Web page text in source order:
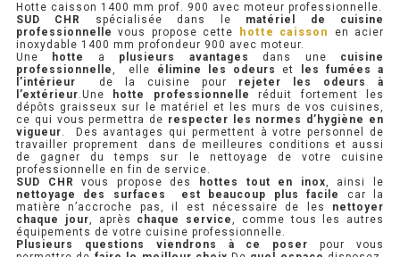
MEUBLE À PIZZA COMPACT
MEUBLE À PIZZA
PRÉSENTOIR À INGRÉDIENTS
PROFONDEUR 300 VITRÉE
PROFONDEUR 400 VITRÉE
PROFONDEUR 300 INOX
Hotte caisson 1400 mm prof. 900 avec moteur professionnelle.
SUD CHR
spécialisée dans le matériel de cuisine
professionnelle vous propose cette hotte caisson
en acier
inoxydable 1400 mm profondeur 900 avec moteur.
Une
hotte a plusieurs avantages dans une cuisine
professionnelle, elle élimine les odeurs et
les fumées a
l’intérieur de la cuisine pour rejeter les odeurs à
l’extérieur.Une hotte professionnelleréduit fortement les
dépôts graisseux sur le matériel et les murs de vos cuisines,
ce qui vous permettra de respecter les normes d’hygiène en
vigueur. Des avantages qui permettent à votre personnel de
travailler proprement dans de meilleures conditions et aussi
de gagner du temps sur le nettoyage de votre cuisine
professionnelle en fin de service.
SUD CHR
vous propose des hottes tout en inox, ainsi le
nettoyage des surfaces est beaucoup plus facile
car la
matière n’accroche pas, il est nécessaire de les nettoyer
chaque jour, après chaque service, comme tous les autres
équipements de votre cuisine professionnelle.
Plusieurs questions viendrons à ce poser pour vous